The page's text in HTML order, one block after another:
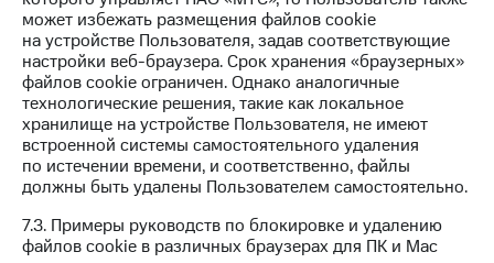
может избежать размещения файлов cookie
на устройстве Пользователя, задав соответствующие
настройки веб-браузера. Срок хранения «браузерных»
файлов cookie ограничен. Однако аналогичные
технологические решения, такие как локальное
хранилище на устройстве Пользователя, не имеют
встроенной системы самостоятельного удаления
по истечении времени, и соответственно, файлы
должны быть удалены Пользователем самостоятельно.
7.3. Примеры руководств по блокировке и удалению
файлов cookie в различных браузерах для ПК и Mac